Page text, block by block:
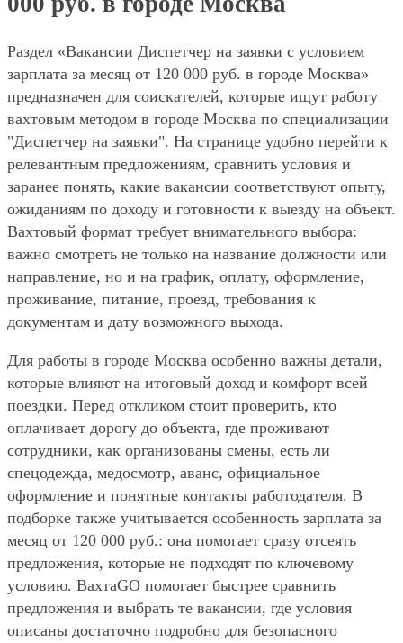
Раздел «Вакансии Диспетчер на заявки с условием
зарплата за месяц от 120 000 руб. в городе Москва»
предназначен для соискателей, которые ищут работу
вахтовым методом в городе Москва по специализации
"Диспетчер на заявки". На странице удобно перейти к
релевантным предложениям, сравнить условия и
заранее понять, какие вакансии соответствуют опыту,
ожиданиям по доходу и готовности к выезду на объект.
Вахтовый формат требует внимательного выбора:
важно смотреть не только на название должности или
направление, но и на график, оплату, оформление,
проживание, питание, проезд, требования к
документам и дату возможного выхода.
Для работы в городе Москва особенно важны детали,
которые влияют на итоговый доход и комфорт всей
поездки. Перед откликом стоит проверить, кто
оплачивает дорогу до объекта, где проживают
сотрудники, как организованы смены, есть ли
спецодежда, медосмотр, аванс, официальное
оформление и понятные контакты работодателя. В
подборке также учитывается особенность зарплата за
месяц от 120 000 руб.: она помогает сразу отсеять
предложения, которые не подходят по ключевому
условию. ВахтаGO помогает быстрее сравнить
предложения и выбрать те вакансии, где условия
описаны достаточно подробно для безопасного